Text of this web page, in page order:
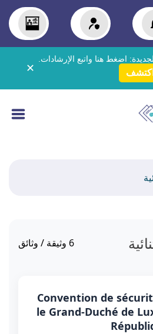
اضغط هنا واتبع الإرشادات.
اكتشف ✕
6 وثيقة / وثائق
Convention de
le Grand-Duché de